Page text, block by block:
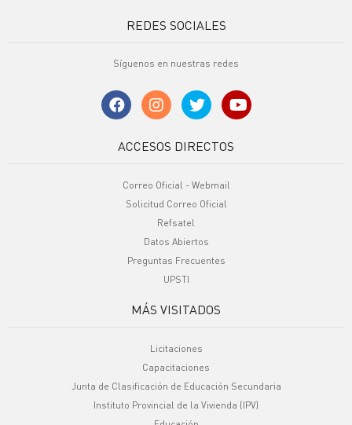
REDES SOCIALES
Síguenos en nuestras redes
ACCESOS DIRECTOS
Correo Oficial - Webmail
Solicitud Correo Oficial
Refsatel
Datos Abiertos
Preguntas Frecuentes
UPSTI
MÁS VISITADOS
Licitaciones
Capacitaciones
Junta de Clasificación de Educación Secundaria
Instituto Provincial de la Vivienda (IPV)